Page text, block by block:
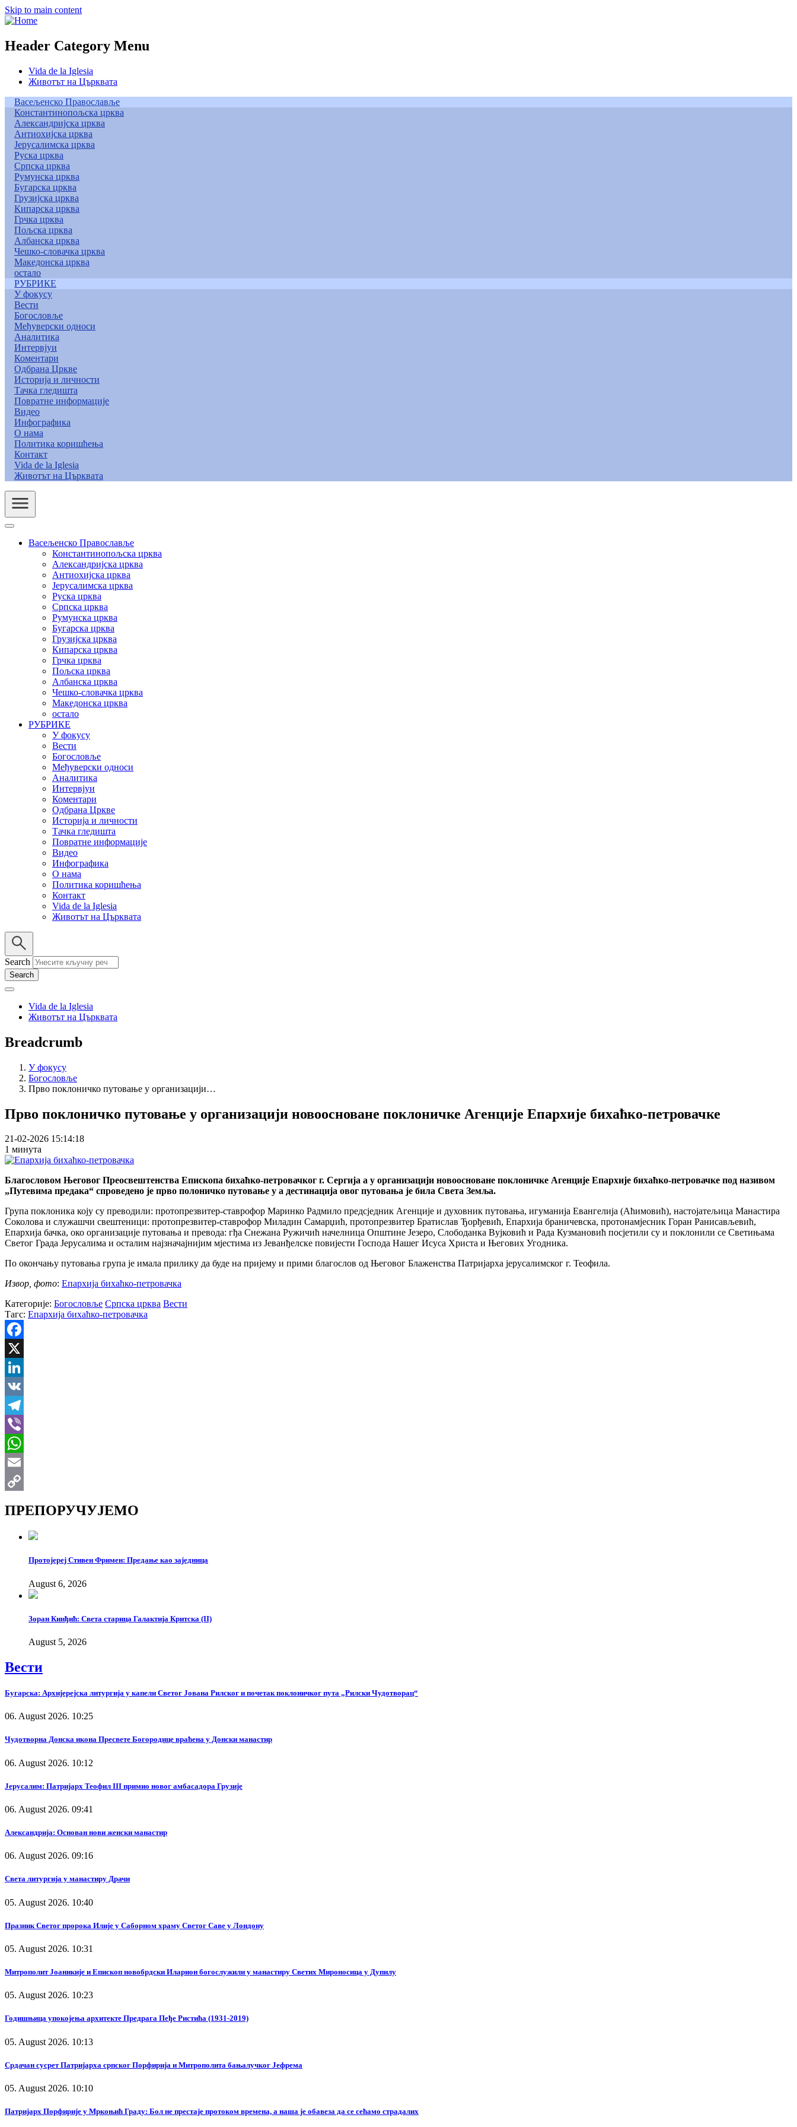
Skip to main content
Header Category Menu
Vida de la Iglesia
Животът на Църквата
Васељенско Православље
Константинопољска црква
Александријска црква
Антиохијска црква
Јерусалимска црква
Руска црква
Српска црква
Румунска црква
Бугарска црква
Грузијска црква
Кипарска црква
Грчка црква
Пољска црква
Албанска црква
Чешко-словачка црква
Македонска црква
остало
РУБРИКЕ
У фокусу
Вести
Богословље
Међуверски односи
Аналитика
Интервјуи
Коментари
Одбрана Цркве
Историја и личности
Тачка гледишта
Повратне информације
Видео
Инфографика
О нама
Политика коришћења
Контакт
Vida de la Iglesia
Животът на Църквата
Васељенско Православље
Константинопољска црква
Александријска црква
Антиохијска црква
Јерусалимска црква
Руска црква
Српска црква
Румунска црква
Бугарска црква
Грузијска црква
Кипарска црква
Грчка црква
Пољска црква
Албанска црква
Чешко-словачка црква
Македонска црква
остало
РУБРИКЕ
У фокусу
Вести
Богословље
Међуверски односи
Аналитика
Интервјуи
Коментари
Одбрана Цркве
Историја и личности
Тачка гледишта
Повратне информације
Видео
Инфографика
О нама
Политика коришћења
Контакт
Vida de la Iglesia
Животът на Църквата
Search
Vida de la Iglesia
Животът на Църквата
Breadcrumb
У фокусу
Богословље
Прво поклоничко путовање у организацији…
Прво поклоничко путовање у организацији новоосноване поклоничке Агенције Епархије бихаћко-петровачке
21-02-2026 15:14:18
1 минута
Благословом Његовог Преосвештенства Епископа бихаћко-петровачког г. Сергија а у организацији новоосноване поклоничке Агенције Епархије бихаћко-петровачке под називом
„Путевима предака“ спроведено је прво полоничко путовање у а дестинација овог путовања је била Света Земља.
Група поклоника коју су преводили: протопрезвитер-ставрофор Маринко Радмило предсједник Агенције и духовник путовања, игуманија Евангелија (Аћимовић), настојатељица Манастира
Соколова и служашчи свештеници: протопрезвитер-ставрофор Миладин Самарџић, протопрезвитер Братислав Ђорђевић, Епархија браничевска, протонамјесник Горан Ранисављевић,
Епархија бачка, око организације путовања и превода: гђа Снежана Ружичић начелница Општине Језеро, Слободанка Вујковић и Рада Кузмановић посјетили су и поклонили се Светињама
Светог Града Јерусалима и осталим најзначајнијим мјестима из Јеванђелске повијести Господа Нашег Исуса Христа и Његових Угодника.
По окончању путовања група је имала прилику да буде на пријему и прими благослов од Његовог Блаженства Патријарха јерусалимског г. Теофила.
Извор, фото: Епархија бихаћко-петровачка
Категорије: Богословље Српска црква Вести
Тагс: Епархија бихаћко-петровачка
Facebook
X
LinkedIn
VK
Telegram
Viber
WhatsApp
Email
ПРЕПОРУЧУЈЕМО
Протојереј Стивен Фримен: Предање као заједница
August 6, 2026
Зоран Кинђић: Света старица Галактија Критска (II)
August 5, 2026
Вести
Бугарска: Архијерејска литургија у капели Светог Јована Рилског и почетак поклоничког пута „Рилски Чудотворац“
06. August 2026. 10:25
Чудотворна Донска икона Пресвете Богородице враћена у Донски манастир
06. August 2026. 10:12
Јерусалим: Патријарх Теофил III примио новог амбасадора Грузије
06. August 2026. 09:41
Александрија: Основан нови женски манастир
06. August 2026. 09:16
Света литургија у манастиру Драчи
05. August 2026. 10:40
Празник Светог пророка Илије у Саборном храму Светог Саве у Лондону
05. August 2026. 10:31
Митрополит Јоаникије и Епископ новобрдски Иларион богослужили у манастиру Светих Мироносица у Дупилу
05. August 2026. 10:23
Годишњица упокојења архитекте Предрага Пеђе Ристића (1931-2019)
05. August 2026. 10:13
Срдачан сусрет Патријарха српског Порфирија и Митрополита бањалучког Јефрема
05. August 2026. 10:10
Патријарх Порфирије у Мркоњић Граду: Бол не престаје протоком времена, а наша је обавеза да се сећамо страдалих